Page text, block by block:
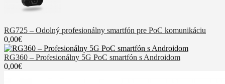
RG725 – Odolný profesionálny smartfón pre PoC komunikáciu
0,00€
RG360 – Profesionálny 5G PoC smartfón s Androidom
0,00€